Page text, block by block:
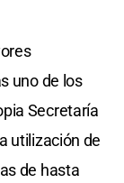
uno de los
Secretaría
utilización de
de hasta